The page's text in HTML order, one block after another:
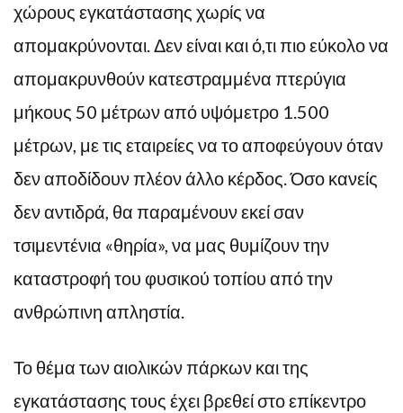
χώρους εγκατάστασης χωρίς να
απομακρύνονται. Δεν είναι και ό,τι πιο εύκολο να
απομακρυνθούν κατεστραμμένα πτερύγια
μήκους 50 μέτρων από υψόμετρο 1.500
μέτρων, με τις εταιρείες να το αποφεύγουν όταν
δεν αποδίδουν πλέον άλλο κέρδος. Όσο κανείς
δεν αντιδρά, θα παραμένουν εκεί σαν
τσιμεντένια «θηρία», να μας θυμίζουν την
καταστροφή του φυσικού τοπίου από την
ανθρώπινη απληστία.
Το θέμα των αιολικών πάρκων και της
εγκατάστασης τους έχει βρεθεί στο επίκεντρο